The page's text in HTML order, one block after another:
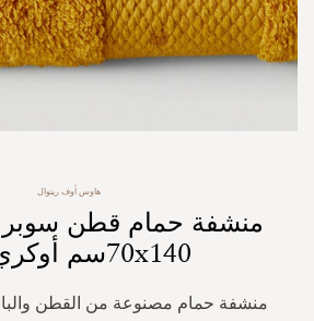
images
هاوس أوف ريتوال
منشفة حمام قطن سوبر
70x140سم أوكري يالو